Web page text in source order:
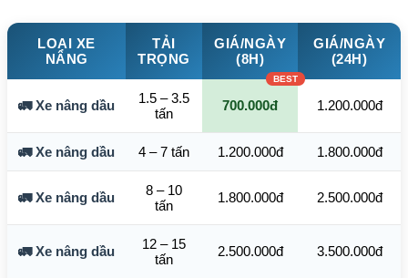
LOẠI XE
NÂNG
TẢI
TRỌNG
GIÁ/NGÀY
(8H)
GIÁ/NGÀY
(24H)
🚛 Xe nâng dầu
1.5 – 3.5
tấn
700.000đ 1.200.000đ
🚛 Xe nâng dầu 4 – 7 tấn 1.200.000đ 1.800.000đ
🚛 Xe nâng dầu
8 – 10
tấn
1.800.000đ 2.500.000đ
🚛 Xe nâng dầu
12 – 15
tấn
2.500.000đ 3.500.000đ